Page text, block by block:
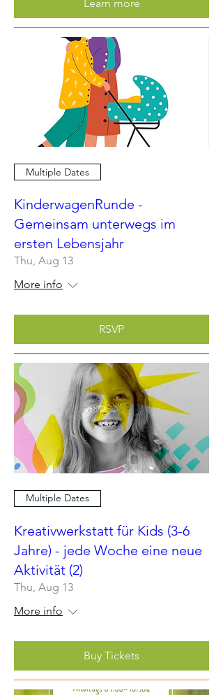
Learn more
Multiple Dates
KinderwagenRunde -
Gemeinsam unterwegs im
ersten Lebensjahr
Thu, Aug 13
More info
RSVP
Multiple Dates
Kreativwerkstatt für Kids (3-6
Jahre) - jede Woche eine neue
Aktivität (2)
Thu, Aug 13
More info
Buy Tickets